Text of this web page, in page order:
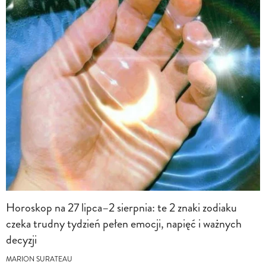
Horoskop na 27 lipca–2 sierpnia: te 2 znaki zodiaku
czeka trudny tydzień pełen emocji, napięć i ważnych
decyzji
MARION SURATEAU